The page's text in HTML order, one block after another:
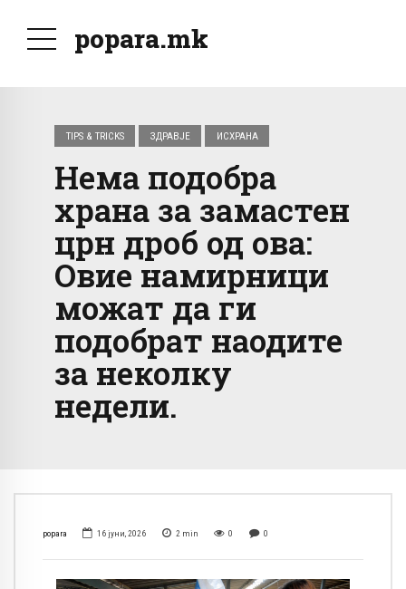
popara.mk
TIPS & TRICKS ЗДРАВЈЕ ИСХРАНА
Нема подобра
храна за замастен
црн дроб од ова:
Овие намирници
можат да ги
подобрат наодите
за неколку
недели.
popara 16 јуни, 2026 2 min 0 0